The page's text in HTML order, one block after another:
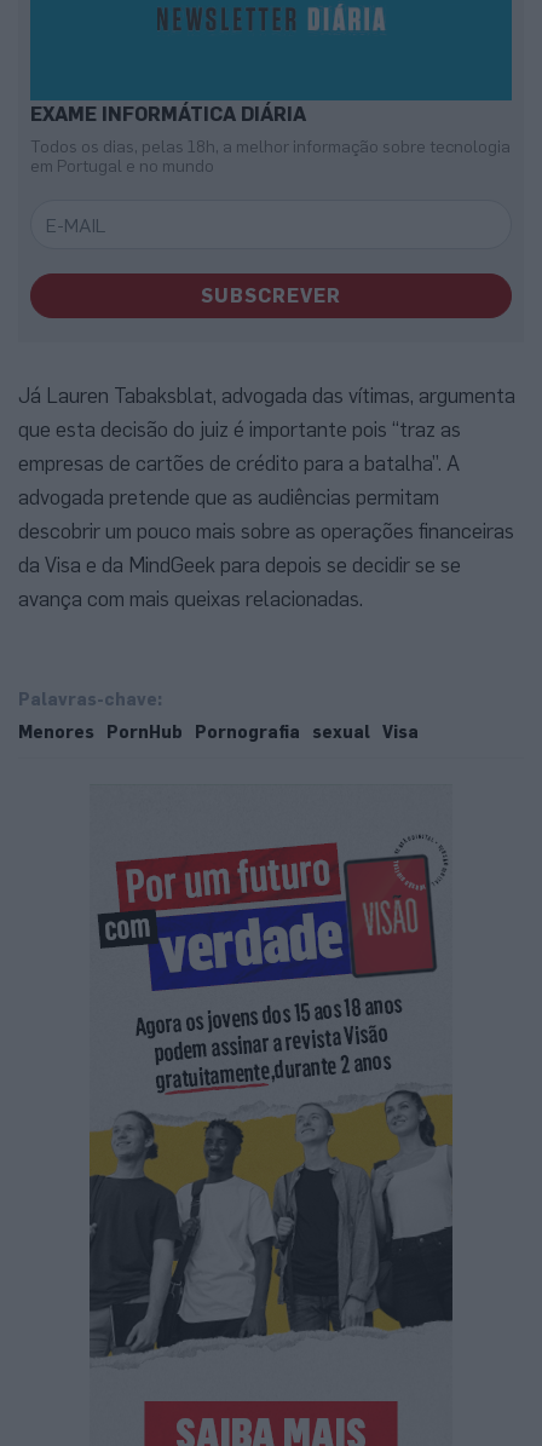
EXAME INFORMÁTICA DIÁRIA
Todos os dias, pelas 18h, a melhor informação sobre tecnologia
em Portugal e no mundo
SUBSCREVER
Já Lauren Tabaksblat, advogada das vítimas, argumenta
que esta decisão do juiz é importante pois “traz as
empresas de cartões de crédito para a batalha”. A
advogada pretende que as audiências permitam
descobrir um pouco mais sobre as operações financeiras
da Visa e da MindGeek para depois se decidir se se
avança com mais queixas relacionadas.
Palavras-chave:
Menores
PornHub Pornografia sexual Visa